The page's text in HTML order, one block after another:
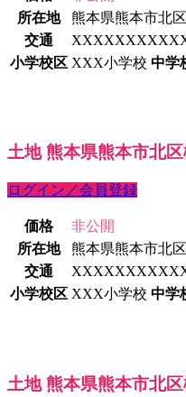
所在地
熊本県熊本市北
交通
小学校区 XXX小学校 中学
土地 熊本県熊本市北
ログイン／会員登録
価格
非公開
所在地
熊本県熊本市北
交通
小学校区 XXX小学校 中学
土地 熊本県熊本市北